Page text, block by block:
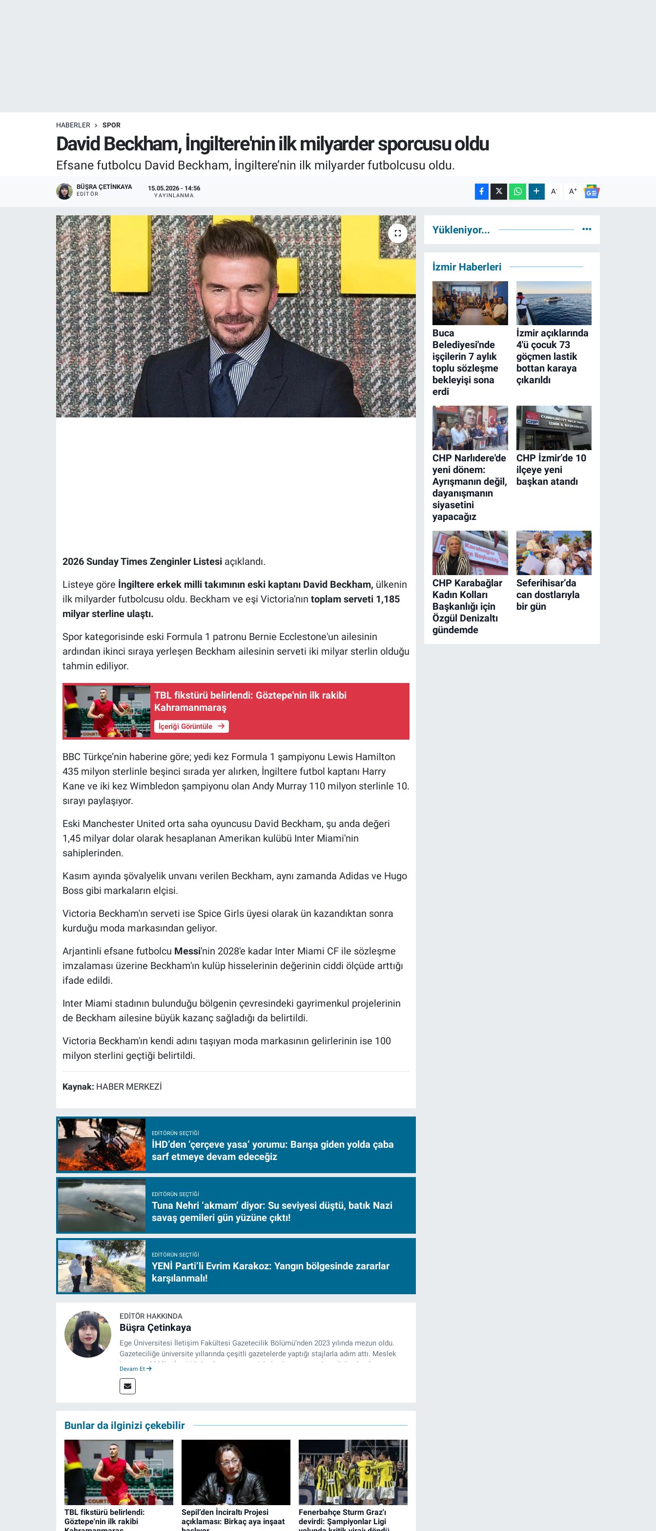
HABERLER SPOR
David Beckham, İngiltere'nin ilk milyarder sporcusu oldu
Efsane futbolcu David Beckham, İngiltere’nin ilk milyarder futbolcusu oldu.
BÜŞRA ÇETINKAYA
EDITÖR
15.05.2026 - 14:56
YAYINLANMA A- A+
2026 Sunday Times Zenginler Listesi açıklandı.
Listeye göre İngiltere erkek milli takımının eski kaptanı David Beckham, ülkenin
ilk milyarder futbolcusu oldu. Beckham ve eşi Victoria'nın toplam serveti 1,185
milyar sterline ulaştı.
Spor kategorisinde eski Formula 1 patronu Bernie Ecclestone'un ailesinin
ardından ikinci sıraya yerleşen Beckham ailesinin serveti iki milyar sterlin olduğu
tahmin ediliyor.
TBL fikstürü belirlendi: Göztepe'nin ilk rakibi
Kahramanmaraş
İçeriği Görüntüle
BBC Türkçe’nin haberine göre; yedi kez Formula 1 şampiyonu Lewis Hamilton
435 milyon sterlinle beşinci sırada yer alırken, İngiltere futbol kaptanı Harry
Kane ve iki kez Wimbledon şampiyonu olan Andy Murray 110 milyon sterlinle 10.
sırayı paylaşıyor.
Eski Manchester United orta saha oyuncusu David Beckham, şu anda değeri
1,45 milyar dolar olarak hesaplanan Amerikan kulübü Inter Miami'nin
sahiplerinden.
Kasım ayında şövalyelik unvanı verilen Beckham, aynı zamanda Adidas ve Hugo
Boss gibi markaların elçisi.
Victoria Beckham'ın serveti ise Spice Girls üyesi olarak ün kazandıktan sonra
kurduğu moda markasından geliyor.
Arjantinli efsane futbolcu Messi'nin 2028'e kadar Inter Miami CF ile sözleşme
imzalaması üzerine Beckham'ın kulüp hisselerinin değerinin ciddi ölçüde arttığı
ifade edildi.
Inter Miami stadının bulunduğu bölgenin çevresindeki gayrimenkul projelerinin
de Beckham ailesine büyük kazanç sağladığı da belirtildi.
Victoria Beckham'ın kendi adını taşıyan moda markasının gelirlerinin ise 100
milyon sterlini geçtiği belirtildi.
Kaynak: HABER MERKEZİ
EDITÖRÜN SEÇTIĞI
İHD’den ‘çerçeve yasa’ yorumu: Barışa giden yolda çaba
sarf etmeye devam edeceğiz
EDITÖRÜN SEÇTIĞI
Tuna Nehri ‘akmam’ diyor: Su seviyesi düştü, batık Nazi
savaş gemileri gün yüzüne çıktı!
EDITÖRÜN SEÇTIĞI
YENİ Parti’li Evrim Karakoz: Yangın bölgesinde zararlar
karşılanmalı!
EDITÖR HAKKINDA
Büşra Çetinkaya
Ege Üniversitesi İletişim Fakültesi Gazetecilik Bölümü’nden 2023 yılında mezun oldu.
Gazeteciliğe üniversite yıllarında çeşitli gazetelerde yaptığı stajlarla adım attı. Meslek
hayatına 2023'te İzmir'de başlayan gazeteci, halen izgazete.net’te editör olarak
Devam Et
Bunlar da ilginizi çekebilir
TBL fikstürü belirlendi:
Göztepe'nin ilk rakibi
Sepil’den İnciraltı Projesi
açıklaması: Birkaç aya inşaat
Fenerbahçe Sturm Graz'ı
devirdi: Şampiyonlar Ligi
Yükleniyor...
İzmir Haberleri
Buca
Belediyesi'nde
işçilerin 7 aylık
toplu sözleşme
bekleyişi sona
erdi
İzmir açıklarında
4'ü çocuk 73
göçmen lastik
bottan karaya
çıkarıldı
CHP Narlıdere'de
yeni dönem:
Ayrışmanın değil,
dayanışmanın
siyasetini
yapacağız
CHP İzmir’de 10
ilçeye yeni
başkan atandı
CHP Karabağlar
Kadın Kolları
Başkanlığı için
Özgül Denizaltı
gündemde
Seferihisar’da
can dostlarıyla
bir gün